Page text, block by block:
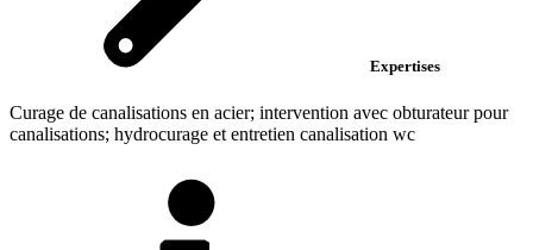
Expertises
Curage de canalisations en acier; intervention avec obturateur pour
canalisations; hydrocurage et entretien canalisation wc